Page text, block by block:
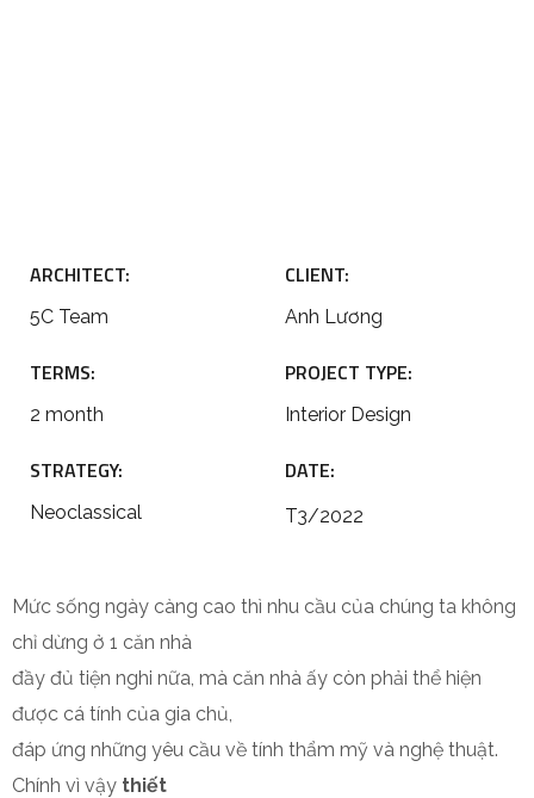
ARCHITECT:
5C Team
CLIENT:
Anh Lương
TERMS:
2 month
PROJECT TYPE:
Interior Design
STRATEGY:
Neoclassical
DATE:
T3/2022
Mức sống ngày càng cao thì nhu cầu của chúng ta không
chỉ dừng ở 1 căn nhà
đầy đủ tiện nghi nữa, mà căn nhà ấy còn phải thể hiện
được cá tính của gia chủ,
đáp ứng những yêu cầu về tính thẩm mỹ và nghệ thuật.
Chính vì vậy thiết